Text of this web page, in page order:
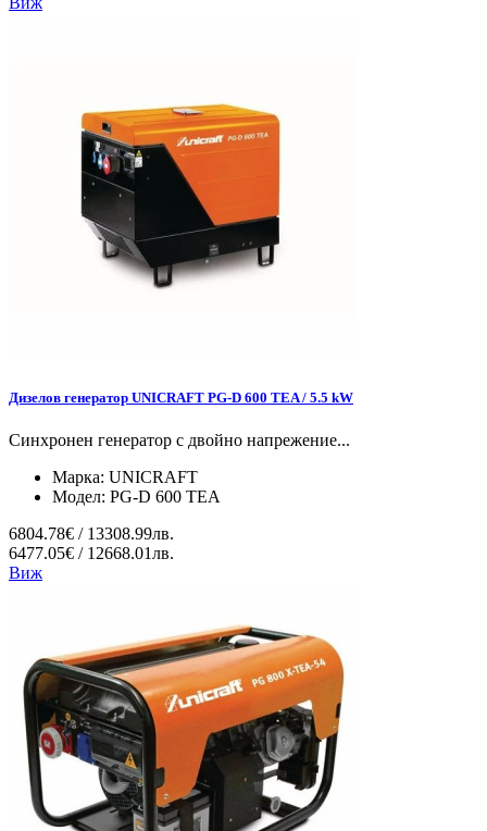
Дизелов генератор UNICRAFT PG-D 600 TEA / 5.5 kW
Синхронен генератор с двойно напрежение...
Марка: UNICRAFT
Модел: PG-D 600 TEA
6804.78€ / 13308.99лв.
6477.05€ / 12668.01лв.
Виж